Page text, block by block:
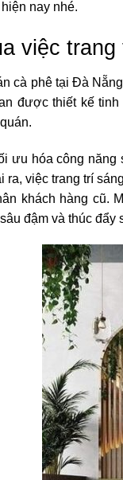
nay nhé.
việc
cà phê tại Đà
được thiết kế
ưu hóa công năng
ra, việc trang trí
khách hàng cũ.
đậm và thúc